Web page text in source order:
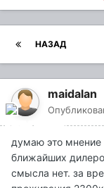
НАЗАД
maidalan
думаю это мнение
ближайших
смысла нет. за